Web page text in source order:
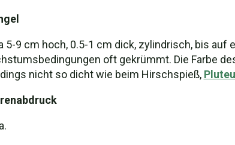
5-9 cm hoch, 0.5-1 cm dick, zylindrisch, bis
oft gekrümmt. Die Farbe
nicht so dicht wie beim Hirschspieß,